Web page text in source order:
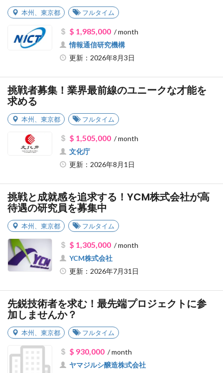
本州 東京都 フルタイム
$ 1,985,000/ month
情報通信研究機構
更新：2026年8月3日
挑戦者募集！業界最前線のユニークな才能を
求める
本州 東京都 フルタイム
$ 1,505,000/ month
文化庁
更新：2026年8月1日
挑戦と成就感を追求する！YCM株式会社が高
待遇の研究員を募集中
本州 東京都 フルタイム
$ 1,305,000/ month
YCM株式会社
更新：2026年7月31日
先鋭技術者を求む！最先端プロジェクトに参
加しませんか？
本州 東京都 フルタイム
$ 930,000/ month
ヤマジルシ醸造株式会社